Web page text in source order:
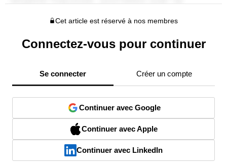
Cet article est réservé à nos membres
Connectez-vous pour continuer
Se connecter Créer un compte
Continuer avec Google
Continuer avec Apple
Continuer avec LinkedIn